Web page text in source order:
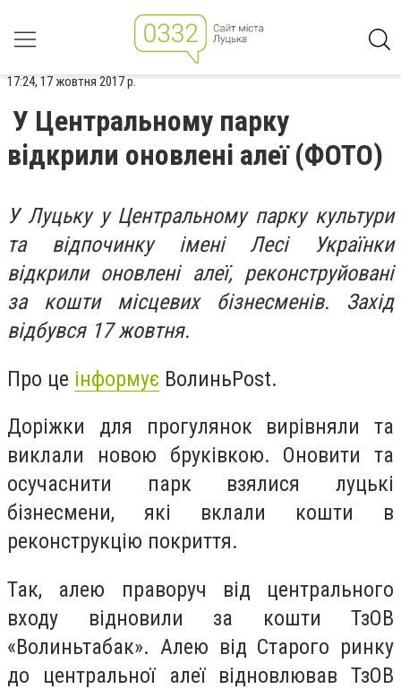
17:24, 17 жовтня 2017 р.
У Центральному парку
відкрили оновлені алеї (ФОТО)
У Луцьку у Центральному парку культури
та відпочинку імені Лесі Українки
відкрили оновлені алеї, реконструйовані
за кошти місцевих бізнесменів. Захід
відбувся 17 жовтня.
Про це інформує ВолиньPost.
Доріжки для прогулянок вирівняли та
виклали новою бруківкою. Оновити та
осучаснити парк взялися луцькі
бізнесмени, які вклали кошти в
реконструкцію покриття.
Так, алею праворуч від центрального
входу відновили за кошти ТзОВ
«Волиньтабак». Алею від Старого ринку
до центральної алеї відновлював ТзОВ